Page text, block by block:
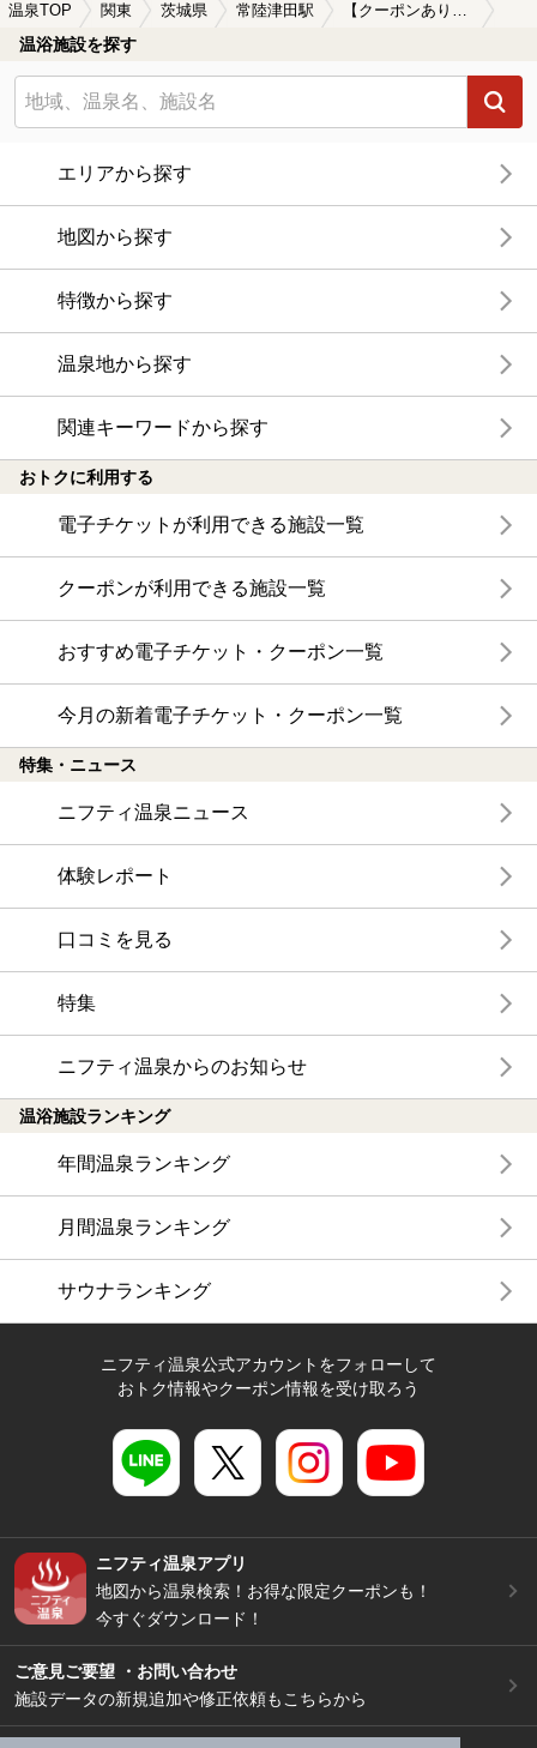
温泉TOP 関東 茨城県 常陸津田駅
温浴施設を探す
エリアから探す
地図から探す
特徴から探す
温泉地から探す
関連キーワードから探す
おトクに利用する
電子チケットが利用できる施設一覧
クーポンが利用できる施設一覧
おすすめ電子チケット・クーポン一覧
今月の新着電子チケット・クーポン一覧
特集・ニュース
ニフティ温泉ニュース
体験レポート
口コミを見る
特集
ニフティ温泉からのお知らせ
温浴施設ランキング
年間温泉ランキング
月間温泉ランキング
サウナランキング
ニフティ温泉公式アカウントをフォローして
おトク情報やクーポン情報を受け取ろう
ニフティ温泉アプリ
地図から温泉検索！お得な限定クーポンも！
今すぐダウンロード！
ご意見ご要望 ・お問い合わせ
施設データの新規追加や修正依頼もこちらから